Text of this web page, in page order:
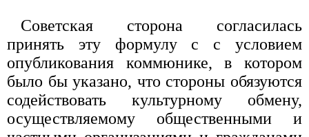
Советская сторона согласилась
принять эту формулу с с условием
опубликования коммюнике, в котором
было бы указано, что стороны обязуются
содействовать культурному обмену,
осуществляемому общественными и